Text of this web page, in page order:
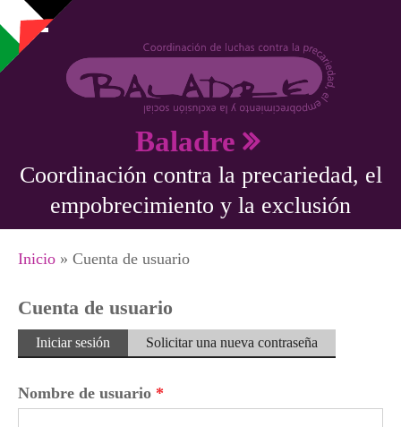
Pasar al contenido principal
Baladre
Coordinación contra la precariedad, el
empobrecimiento y la exclusión
Se encuentra usted aquí
Inicio » Cuenta de usuario
Cuenta de usuario
Solapas principales
Iniciar sesión (solapaSolicitar una nueva contraseña
Nombre de usuario *